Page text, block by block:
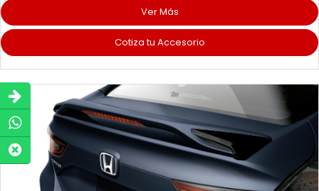
Ver Más
Cotiza tu Accesorio